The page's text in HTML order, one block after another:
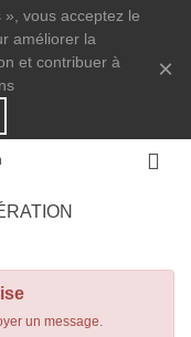
vous acceptez le
améliorer la
et contribuer à
×
un message.